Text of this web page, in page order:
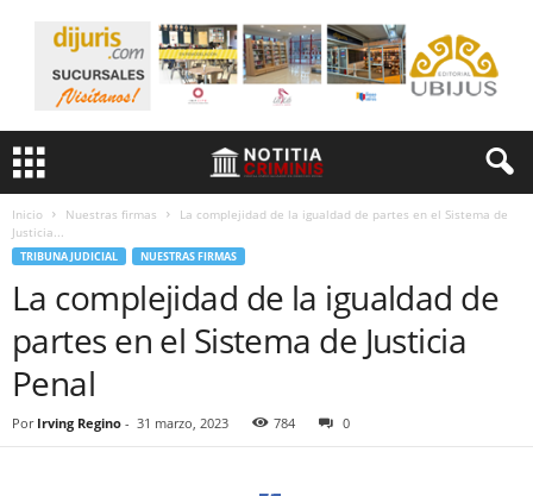
Inicio Nuestras firmas
La complejidad de la igualdad de partes en el Sistema de
Justicia...
TRIBUNA JUDICIAL NUESTRAS FIRMAS
La complejidad de la igualdad de
partes en el Sistema de Justicia
Penal
Por Irving Regino - 31 marzo, 2023 784 0